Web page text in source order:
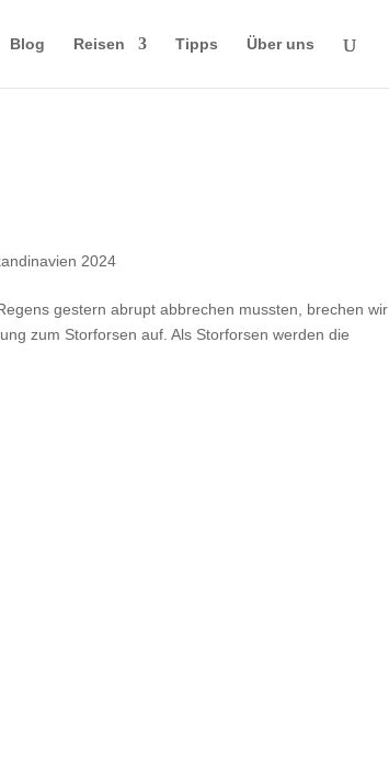
Blog Reisen Tipps Über uns
2024
gestern abrupt abbrechen mussten, brechen wir
zum Storforsen auf. Als Storforsen werden die